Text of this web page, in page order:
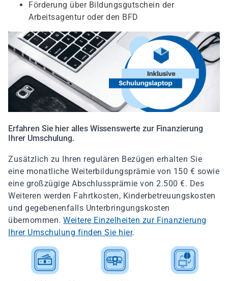
Förderung über Bildungsgutschein der
Arbeitsagentur oder den BFD
Erfahren Sie hier alles Wissenswerte zur Finanzierung
Ihrer Umschulung.
Zusätzlich zu Ihren regulären Bezügen erhalten Sie
eine monatliche Weiterbildungsprämie von 150 € sowie
eine großzügige Abschlussprämie von 2.500 €. Des
Weiteren werden Fahrtkosten, Kinderbetreuungskosten
und gegebenenfalls Unterbringungskosten
übernommen. Weitere Einzelheiten zur Finanzierung
Ihrer Umschulung finden Sie hier.